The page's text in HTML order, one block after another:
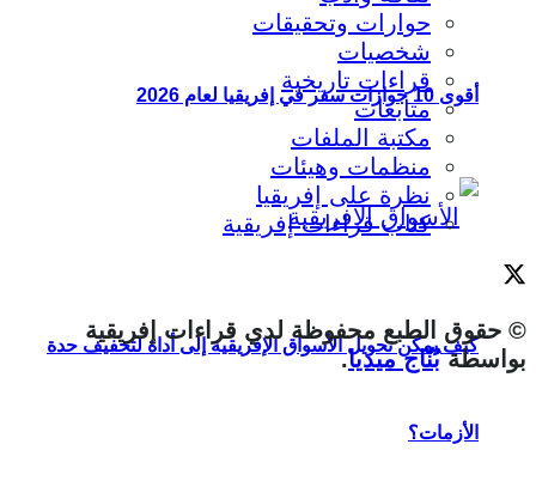
أقوى 10 جوازات سفر في إفريقيا لعام 2026
كيف يمكن تحويل الأسواق الإفريقية إلى أداة لتخفيف حدة
الأزمات؟
حوارات وتحقيقات
شخصيات
قراءات تاريخية
متابعات
مكتبة الملفات
منظمات وهيئات
نظرة على إفريقيا
كتاب قراءات إفريقية
© حقوق الطبع محفوظة لدي قراءات إفريقية
بواسطةبُنّاج ميديا.